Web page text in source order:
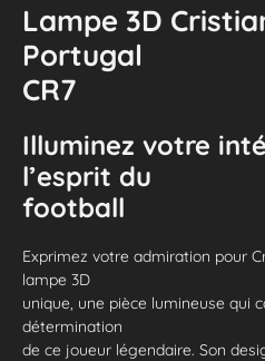
Lampe 3D
Portugal
CR7
Illuminez votre
l’esprit du
football
Exprimez votre admiration pour
lampe 3D
unique, une pièce lumineuse qui
détermination
de ce joueur légendaire. Son